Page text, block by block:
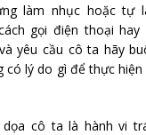
làm nhục hoặc tự
gọi điện thoại
yêu cầu cô ta hãy
có lý do gì để thực
cô ta là hành vi